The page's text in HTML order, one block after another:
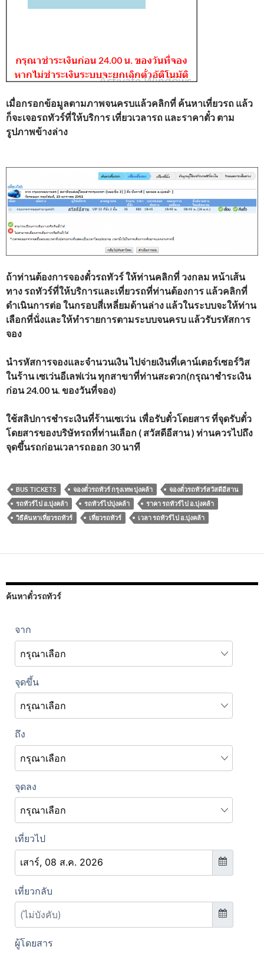
เมื่อกรอกข้อมูลตามภาพจนครบแล้วคลิกที่ ค้นหาเที่ยวรถ แล้ว
ก็จะเจอรถทัวร์ที่ให้บริการ เที่ยวเวลารถ และราคาตั๋ว ตาม
รูปภาพข้างล่าง
ถ้าท่านต้องการจองตั๋วรถทัวร์ ให้ท่านคลิกที่ วงกลม หน้าเส้น
ทาง รถทัวร์ที่ให้บริการและเที่ยวรถที่ท่านต้องการ แล้วคลิกที่
ดำเนินการต่อ ในกรอบสี่เหลี่ยมด้านล่าง แล้วในระบบจะให้ท่าน
เลือกที่นั่งและให้ทำรายการตามระบบจนครบ แล้วรับรหัสการ
จอง
นำรหัสการจองและจำนวนเงิน ไปจ่ายเงินที่เคาน์เตอร์เซอร์วิส
ในร้าน เซเว่นอีเลฟเว่น ทุกสาขาที่ท่านสะดวก(กรุณาชำระเงิน
ก่อน 24.00 น. ของวันที่จอง)
ใช้สลิปการชำระเงินที่ร้านเซเว่น เพื่อรับตั๋วโดยสาร ที่จุดรับตั๋ว
โดยสารของบริษัทรถที่ท่านเลือก ( สวัสดีอีสาน ) ท่านควรไปถึง
จุดขึ้นรถก่อนเวลารถออก 30 นาที
BUS TICKETS จองตั๋วรถทัวร์ กรุงเทพ บุ่งคล้า
จองตั๋วรถทัวร์สวัสดีอีสาน
รถทัวร์ไป อ.บุ่งคล้า
รถทัวร์ไปบุ่งคล้า
ราคา รถทัวร์ไป อ.บุ่งคล้า
วิธีค้นหาเที่ยวรถทัวร์
เที่ยวรถทัวร์ เวลา รถทัวร์ไป อ.บุ่งคล้า
ค้นหาตั๋วรถทัวร์